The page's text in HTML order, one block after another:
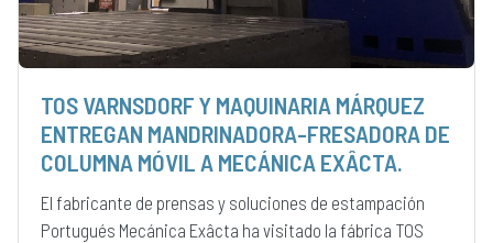
TOS VARNSDORF Y MAQUINARIA MÁRQUEZ
ENTREGAN MANDRINADORA-FRESADORA DE
COLUMNA MÓVIL A MECÁNICA EXÂCTA.
El fabricante de prensas y soluciones de estampación
Portugués Mecánica Exâcta ha visitado la fábrica TOS